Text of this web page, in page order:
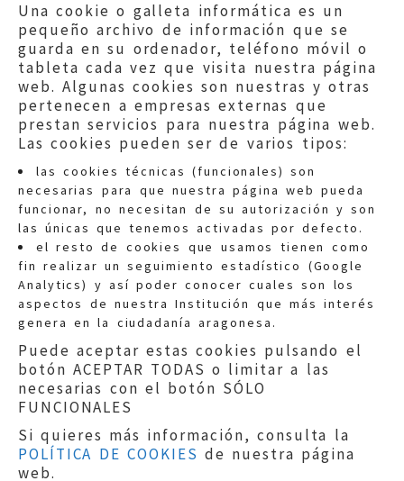
Una cookie o galleta informática es un
pequeño archivo de información que se
guarda en su ordenador, teléfono móvil o
tableta cada vez que visita nuestra página
web. Algunas cookies son nuestras y otras
pertenecen a empresas externas que
prestan servicios para nuestra página web.
Las cookies pueden ser de varios tipos:
las cookies técnicas (funcionales) son
necesarias para que nuestra página web pueda
funcionar, no necesitan de su autorización y son
las únicas que tenemos activadas por defecto.
el resto de cookies que usamos tienen como
fin realizar un seguimiento estadístico (Google
Analytics) y así poder conocer cuales son los
aspectos de nuestra Institución que más interés
genera en la ciudadanía aragonesa.
Puede aceptar estas cookies pulsando el
botón ACEPTAR TODAS o limitar a las
necesarias con el botón SÓLO
FUNCIONALES
Si quieres más información, consulta la
POLÍTICA DE COOKIES de nuestra página
web.
Quejas:quejas@eljusticiadearagon.es
Información general:
informacion@eljusticiadearagon.es
Teléfonos:900 210 210/
Aviso legal|Política de privacidad|